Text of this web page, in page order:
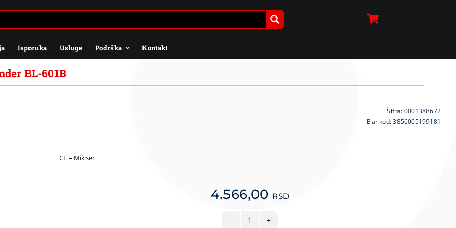
Isporuka Usluge Podrška Kontakt
BL-601B
Šifra: 0001388672
Bar kod: 3856005199181
CE – Mikser
4.566,00 RSD
VIVAX